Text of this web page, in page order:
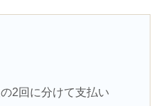
2回に分けて支払い